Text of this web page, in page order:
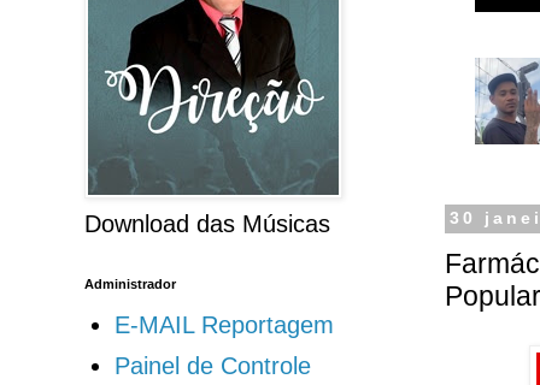
30
Popular
Download das Músicas
Administrador
E-MAIL Reportagem
Painel de Controle